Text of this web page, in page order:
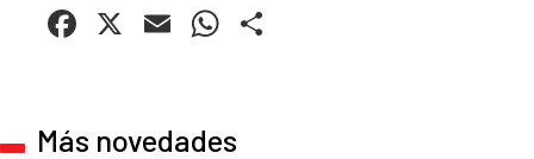
Facebook
X EmailWhatsApp
Más novedades